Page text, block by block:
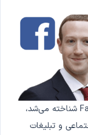
که پیش‌تر با نام Facebook شناخته می‌شد،
و تبلیغات